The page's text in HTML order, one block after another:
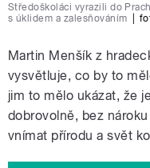
Středoškoláci vyrazili do
s úklidem a zalesňováním
Martin Menšík z
vysvětluje, co by to
jim to mělo ukázat, že
dobrovolně, bez
vnímat přírodu a svět